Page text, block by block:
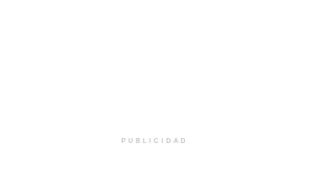
PUBLICIDAD